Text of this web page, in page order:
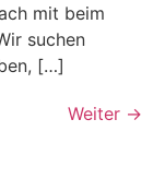
mit beim
suchen
[…]
Weiter →